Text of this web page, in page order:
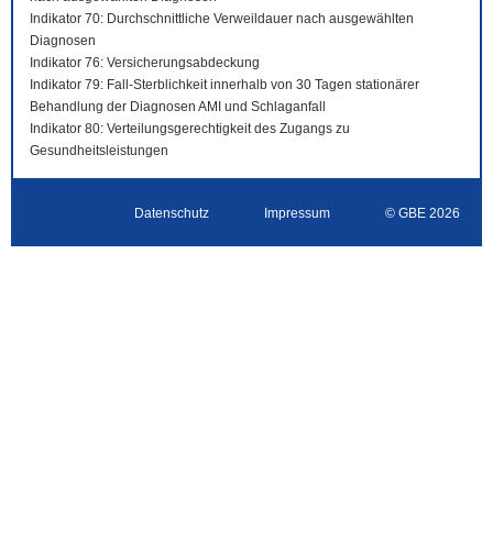
Indikator 70: Durchschnittliche Verweildauer nach ausgewählten
Diagnosen
Indikator 76: Versicherungsabdeckung
Indikator 79: Fall-Sterblichkeit innerhalb von 30 Tagen stationärer
Behandlung der Diagnosen AMI und Schlaganfall
Indikator 80: Verteilungsgerechtigkeit des Zugangs zu
Gesundheitsleistungen
Datenschutz Impressum © GBE 2026